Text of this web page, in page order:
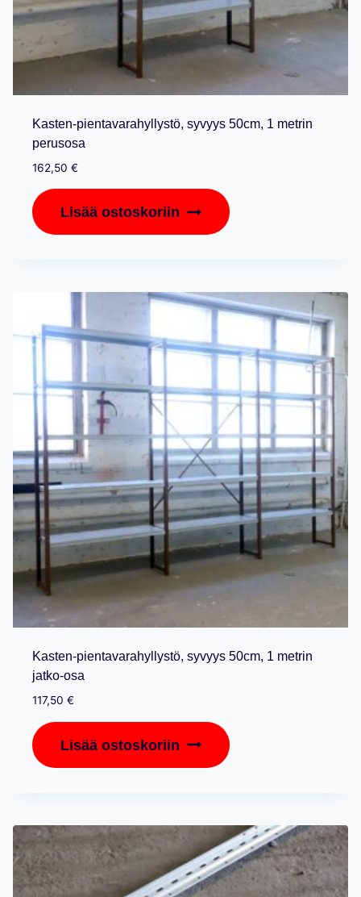
Kasten-pientavarahyllystö, syvyys 50cm, 1 metrin
perusosa
162,50 €
Lisää ostoskoriin
Kasten-pientavarahyllystö, syvyys 50cm, 1 metrin
jatko-osa
117,50 €
Lisää ostoskoriin